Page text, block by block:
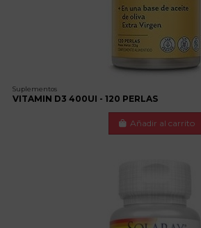
Suplementos
VITAMIN D3 400UI - 120 PERLAS
Añadir al carrito